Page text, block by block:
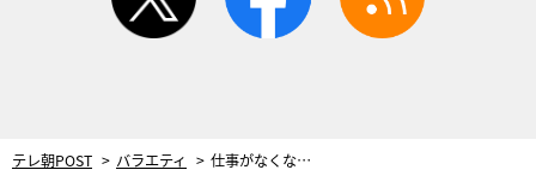
テレ朝POST バラエティ 仕事がなくなり極貧生活…。イジリー岡田を救った出川哲朗の言葉